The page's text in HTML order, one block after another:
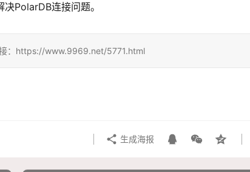
PolarDB连接问题。
接：https://www.9969.net/5771.html
生成海报